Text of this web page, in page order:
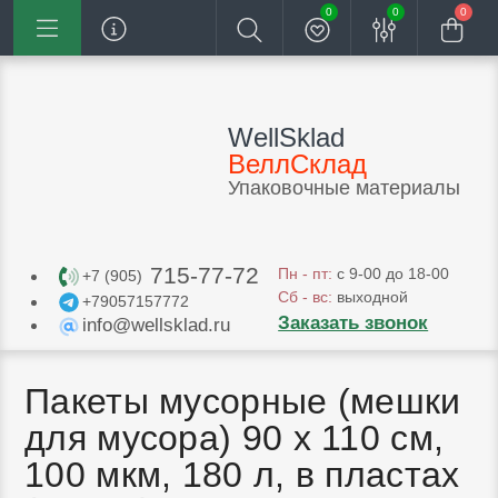
0 0 0
WellSklad
ВеллСклад
Упаковочные материалы
+7 (905) 715-77-72
+79057157772
info@wellsklad.ru
Пн - пт: с 9-00 до 18-00
Сб - вс: выходной
Заказать звонок
Пакеты мусорные (мешки
для мусора) 90 х 110 см,
100 мкм, 180 л, в пластах